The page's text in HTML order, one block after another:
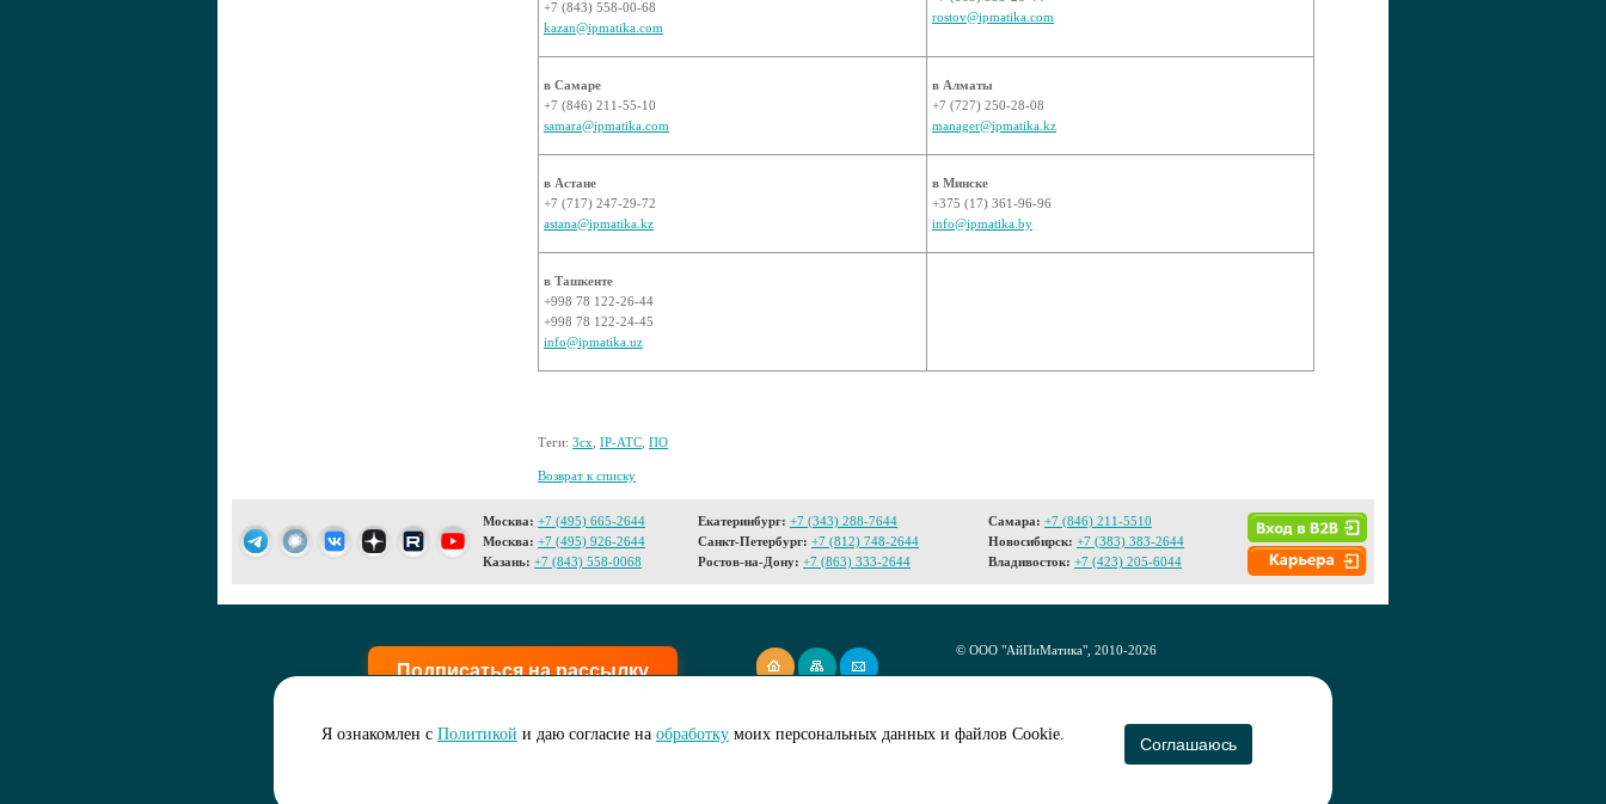
+7 (843) 558-00-68
kazan@ipmatika.com
rostov@ipmatika.com
в Самаре
+7 (846) 211-55-10
samara@ipmatika.com
в Алматы
+7 (727) 250-28-08
manager@ipmatika.kz
в Астане
+7 (717) 247-29-72
astana@ipmatika.kz
в Минске
+375 (17) 361-96-96
info@ipmatika.by
в Ташкенте
+998 78 122-26-44
+998 78 122-24-45
info@ipmatika.uz
Теги: 3cx IP-АТС ПО
Возврат к списку
Москва: +7 (495) 665-2644
Москва: +7 (495) 926-2644
Казань: +7 (843) 558-0068
Екатеринбург: +7 (343) 288-7644
Санкт-Петербург: +7 (812) 748-2644
Ростов-на-Дону: +7 (863) 333-2644
Самара: +7 (846) 211-5510
Новосибирск: +7 (383) 383-2644
Владивосток: +7 (423) 205-6044
Подписаться на рассылку
© ООО "АйПиМатика", 2010-2026
Я ознакомлен с Политикой и даю согласие на обработкумоих персональных данных и файлов Cookie.
Соглашаюсь